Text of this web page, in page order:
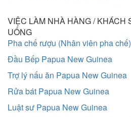
VIỆC LÀM NHÀ HÀNG / KHÁCH
UỐNG
Pha chế rượu (Nhân viên pha
Đầu Bếp Papua New Guinea
Trợ lý nấu ăn Papua New Guinea
Rửa bát Papua New Guinea
Luật sư Papua New Guinea